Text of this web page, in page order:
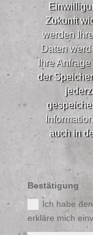
Zukunft
werden
Daten
Ihre
der
auch in
Bestätigung
Ich habe
erkläre mich